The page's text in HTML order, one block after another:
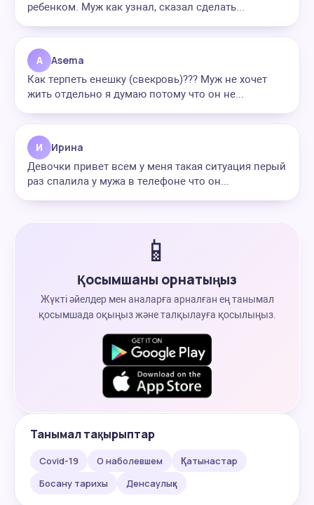
ребенком. Муж как узнал, сказал сделать...
A Asema
Как терпеть енешку (свекровь)??? Муж не хочет
жить отдельно я думаю потому что он не...
И Ирина
Девочки привет всем у меня такая ситуация перый
раз спалила у мужа в телефоне что он...
📱
Қосымшаны орнатыңыз
Жүкті әйелдер мен аналарға арналған ең танымал
қосымшада оқыңыз және талқылауға қосылыңыз.
Танымал тақырыптар
Covid-19 О наболевшем
Қатынастар
Босану тарихы
Денсаулық